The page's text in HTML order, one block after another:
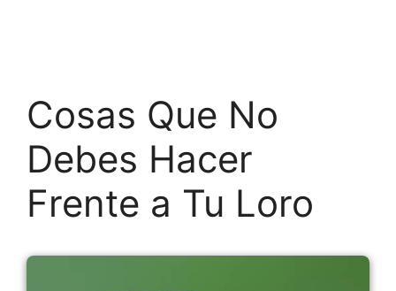
Cosas Que No
Debes Hacer
Frente a Tu Loro